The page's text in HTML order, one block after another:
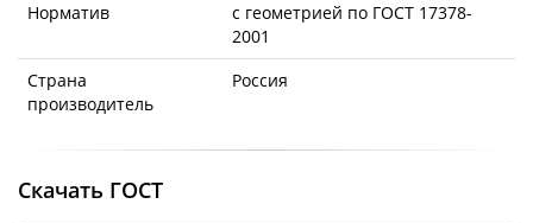
Норматив
с геометрией по ГОСТ 17378-
2001
Страна
производитель
Россия
Скачать ГОСТ